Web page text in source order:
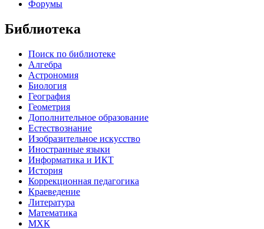
Форумы
Библиотека
Поиск по библиотеке
Алгебра
Астрономия
Биология
География
Геометрия
Дополнительное образование
Естествознание
Изобразительное искусство
Иностранные языки
Информатика и ИКТ
История
Коррекционная педагогика
Краеведение
Литература
Математика
МХК